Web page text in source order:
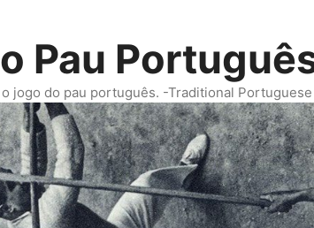
Pau
jogo do pau português. -Traditional